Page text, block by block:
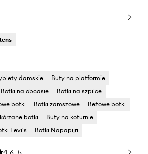
damskie
Buty na platformie
Botki na obcasie
Botki na szpilce
botki Botki zamszowe
Beżowe botki
botki
Buty na koturnie
Levi's Botki Napapijri